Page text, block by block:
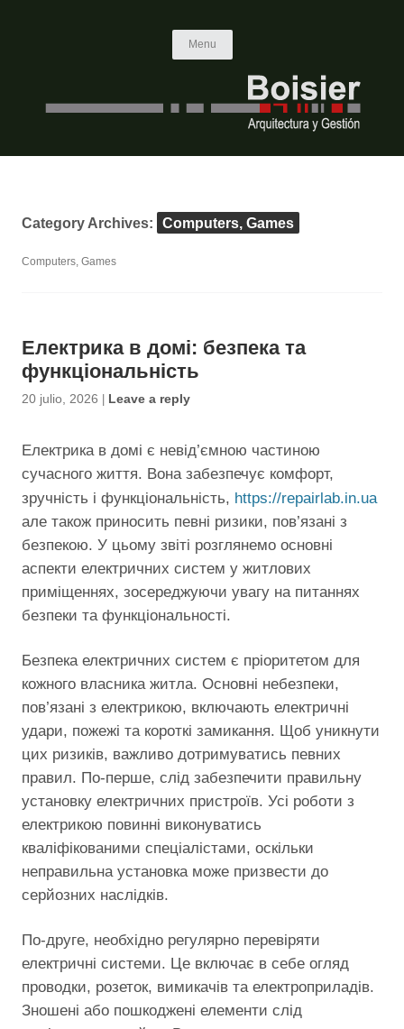
Menu Skip to content
Category Archives: Computers, Games
Computers, Games
Електрика в домі: безпека та
функціональність
20 julio, 2026 Leave a reply
Електрика в домі є невід’ємною частиною
сучасного життя. Вона забезпечує комфорт,
зручність і функціональність, https://repairlab.in.ua
але також приносить певні ризики, пов’язані з
безпекою. У цьому звіті розглянемо основні
аспекти електричних систем у житлових
приміщеннях, зосереджуючи увагу на питаннях
безпеки та функціональності.
Безпека електричних систем є пріоритетом для
кожного власника житла. Основні небезпеки,
пов’язані з електрикою, включають електричні
удари, пожежі та короткі замикання. Щоб уникнути
цих ризиків, важливо дотримуватись певних
правил. По-перше, слід забезпечити правильну
установку електричних пристроїв. Усі роботи з
електрикою повинні виконуватись
кваліфікованими спеціалістами, оскільки
неправильна установка може призвести до
серйозних наслідків.
По-друге, необхідно регулярно перевіряти
електричні системи. Це включає в себе огляд
проводки, розеток, вимикачів та електроприладів.
Зношені або пошкоджені елементи слід